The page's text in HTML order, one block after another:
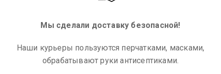
Мы сделали доставку безопасной!
Наши курьеры пользуются перчатками, масками,
обрабатывают руки антисептиками.